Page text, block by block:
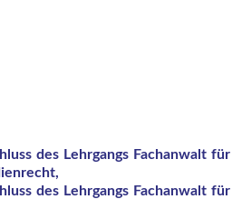
des Lehrgangs Fachanwalt für
des Lehrgangs Fachanwalt für